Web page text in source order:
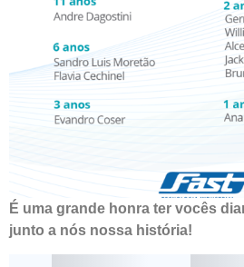
É uma grande honra ter vocês
junto a nós nossa história!